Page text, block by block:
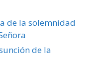
de la solemnidad
de la